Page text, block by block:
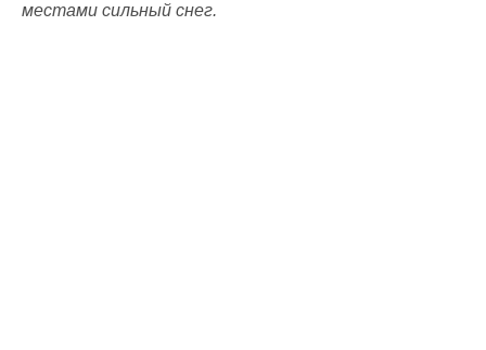
местами сильный снег.